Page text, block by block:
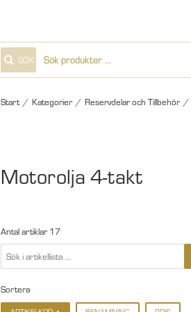
SÖK
Start / Kategorier / Reservdelar och Tillbehör /
Motorolja 4-takt
Antal artiklar 17
Sortera